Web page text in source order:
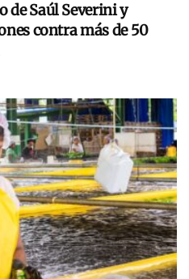
de Saúl Severini y
contra más de 50